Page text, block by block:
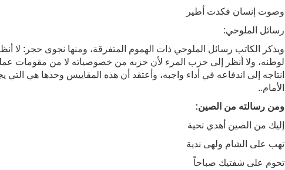
وصوت إنسان فكدت أطير
رسائل الملوحي:
ويذكر الكاتب رسائل الملوحي ذات الهموم المتفرقة، ومنها نجوى حجر: لا
لوطنه، ولا أنظر إلى حزب المرء لأن حزبه من خصوصياته لا من مقومات
انتاجه إلى اندفاعه في أداء واجبه، وأعتقد أن هذه المقاييس وحدها هي التي
الأمام..
ومن رسالته من الصين:
إليك من الصين أهدي تحية
تهب على الشام ولهى ندية
تحوم على شفتيك صباحاً